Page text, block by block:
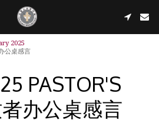
2025
公桌感言
PASTOR'S
办公桌感言